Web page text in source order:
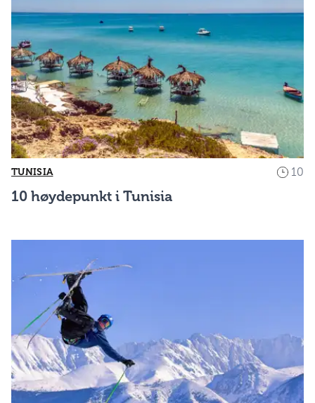
TUNISIA 10
10 høydepunkt i Tunisia